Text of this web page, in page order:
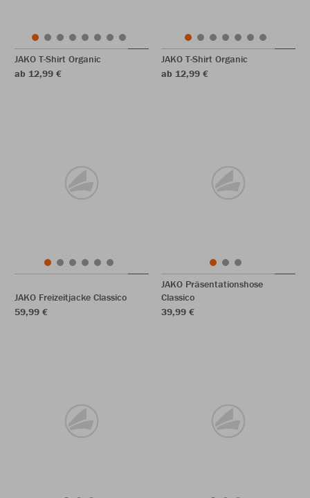
JAKO T-Shirt Organic
ab 12,99 €
JAKO T-Shirt Organic
ab 12,99 €
JAKO Freizeitjacke Classico
59,99 €
JAKO Präsentationshose
Classico
39,99 €